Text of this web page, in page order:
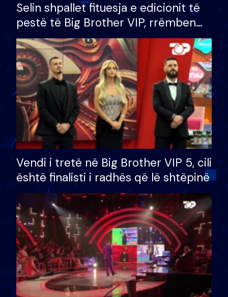
Selin shpallet fituesja e edicionit të
pestë të Big Brother VIP, rrëmben
çmimin e madh prej 100 mijë eurosh
Vendi i tretë në Big Brother VIP 5, cili
është finalisti i radhës që lë shtëpinë